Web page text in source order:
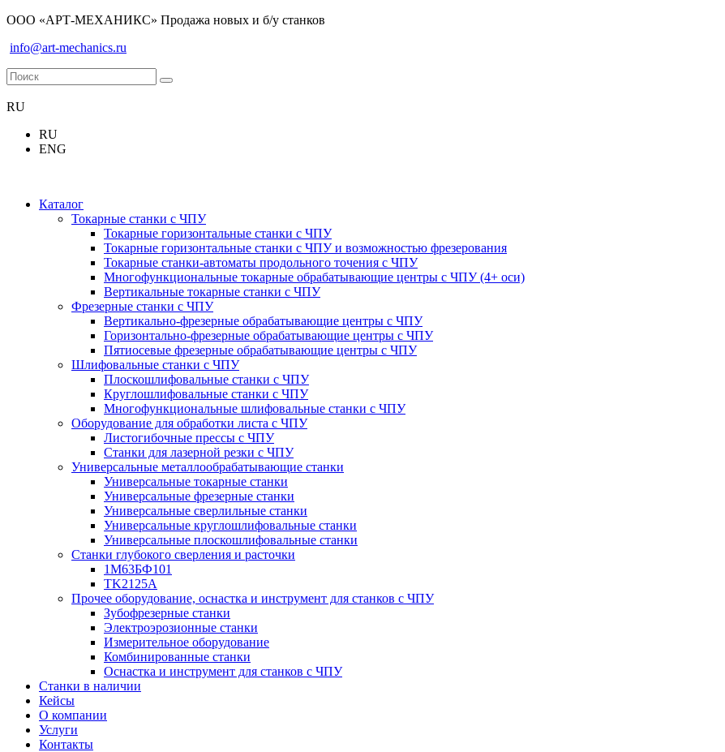
ООО «АРТ-МЕХАНИКС» Продажа новых и б/у станков
info@art-mechanics.ru
RU
RU
ENG
Каталог
Токарные станки с ЧПУ
Токарные горизонтальные станки с ЧПУ
Токарные горизонтальные станки с ЧПУ и возможностью фрезерования
Токарные станки-автоматы продольного точения с ЧПУ
Многофункциональные токарные обрабатывающие центры с ЧПУ (4+ оси)
Вертикальные токарные станки с ЧПУ
Фрезерные станки с ЧПУ
Вертикально-фрезерные обрабатывающие центры с ЧПУ
Горизонтально-фрезерные обрабатывающие центры с ЧПУ
Пятиосевые фрезерные обрабатывающие центры с ЧПУ
Шлифовальные станки с ЧПУ
Плоскошлифовальные станки с ЧПУ
Круглошлифовальные станки с ЧПУ
Многофункциональные шлифовальные станки с ЧПУ
Оборудование для обработки листа с ЧПУ
Листогибочные прессы с ЧПУ
Станки для лазерной резки с ЧПУ
Универсальные металлообрабатывающие станки
Универсальные токарные станки
Универсальные фрезерные станки
Универсальные сверлильные станки
Универсальные круглошлифовальные станки
Универсальные плоскошлифовальные станки
Станки глубокого сверления и расточки
1М63БФ101
TK2125A
Прочее оборудование, оснастка и инструмент для станков с ЧПУ
Зубофрезерные станки
Электроэрозионные станки
Измерительное оборудование
Комбинированные станки
Оснастка и инструмент для станков с ЧПУ
Станки в наличии
Кейсы
О компании
Услуги
Контакты